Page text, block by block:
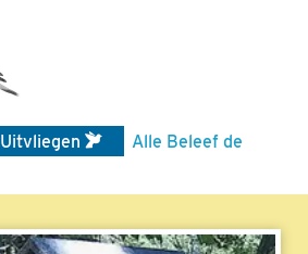
Uitvliegen
Alle Beleef de